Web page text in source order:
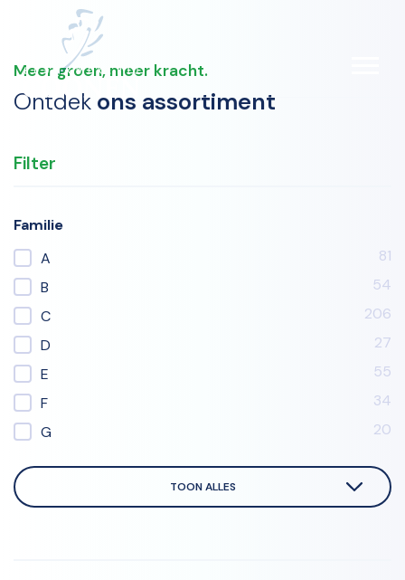
Meer groen, meer kracht.
Ontdek ons assortiment
Filter
Familie
A
81
B
54
C
206
D
27
E
55
F
34
G
20
TOON ALLES